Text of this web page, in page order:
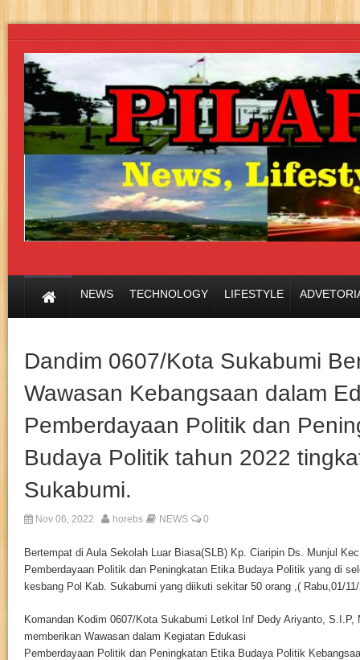
NEWS TECHNOLOGY LIFESTYLE
Dandim 0607/Kota Sukabumi
Wawasan Kebangsaan dalam
Pemberdayaan Politik dan
Budaya Politik tahun 2022
Sukabumi.
Nov 06, 2022 horebs NEWS 0
Bertempat di Aula Sekolah Luar Biasa(SLB) Kp. Ciaripin Ds. Munjul
Pemberdayaan Politik dan Peningkatan Etika Budaya Politik yang di
kesbang Pol Kab. Sukabumi yang diikuti sekitar 50 orang ,( Rabu,01/
Komandan Kodim 0607/Kota Sukabumi Letkol Inf Dedy Ariyanto,
memberikan Wawasan dalam Kegiatan Edukasi
Pemberdayaan Politik dan Peningkatan Etika Budaya Politik